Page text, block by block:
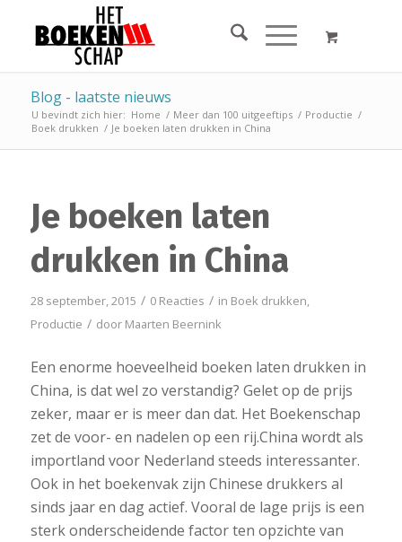
Blog - laatste nieuws
U bevindt zich hier: Home / Meer dan 100 uitgeeftips / Productie /
Boek drukken / Je boeken laten drukken in China
Je boeken laten
drukken in China
28 september, 2015 / 0 Reacties / in Boek drukken,
Productie / door Maarten Beernink
Een enorme hoeveelheid boeken laten drukken in
China, is dat wel zo verstandig? Gelet op de prijs
zeker, maar er is meer dan dat. Het Boekenschap
zet de voor- en nadelen op een rij.China wordt als
importland voor Nederland steeds interessanter.
Ook in het boekenvak zijn Chinese drukkers al
sinds jaar en dag actief. Vooral de lage prijs is een
sterk onderscheidende factor ten opzichte van